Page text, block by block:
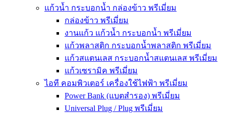
แก้วน้ำ กระบอกน้ำ กล่องข้าว พรีเมี่ยม
กล่องข้าว พรีเมี่ยม
งานแก้ว แก้วน้ำ กระบอกน้ำ พรีเมี่ยม
แก้วพลาสติก กระบอกน้ำพลาสติก พรีเมี่ยม
แก้วสแตนเลส กระบอกน้ำสแตนเลส พรีเมี่ยม
แก้วเซรามิค พรีเมี่ยม
ไอที คอมพิวเตอร์ เครื่องใช้ไฟฟ้า พรีเมี่ยม
Power Bank (แบตสำรอง) พรีเมี่ยม
Universal Plug / Plug พรีเมี่ยม